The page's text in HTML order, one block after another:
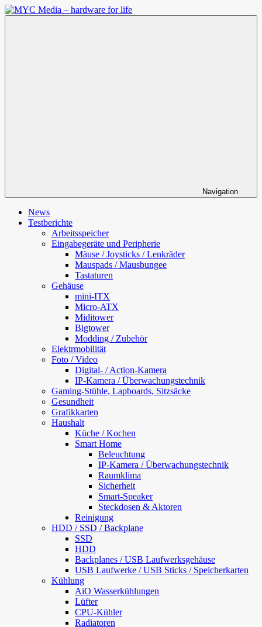
Zum
Inhalt
Navigation
News
Testberichte
Arbeitsspeicher
Eingabegeräte und Peripherie
Mäuse / Joysticks / Lenkräder
Mauspads / Mausbungee
Tastaturen
Gehäuse
mini-ITX
Micro-ATX
Miditower
Bigtower
Modding / Zubehör
Elektrmobilität
Foto / Video
Digital- / Action-Kamera
IP-Kamera / Überwachungstechnik
Gaming-Stühle, Lapboards, Sitzsäcke
Gesundheit
Grafikkarten
Haushalt
Küche / Kochen
Smart Home
Beleuchtung
IP-Kamera / Überwachungstechnik
Raumklima
Sicherheit
Smart-Speaker
Steckdosen & Aktoren
Reinigung
HDD / SSD / Backplane
SSD
HDD
Backplanes / USB Laufwerksgehäuse
USB Laufwerke / USB Sticks / Speicherkarten
Kühlung
AiO Wasserkühlungen
Lüfter
CPU-Kühler
Radiatoren